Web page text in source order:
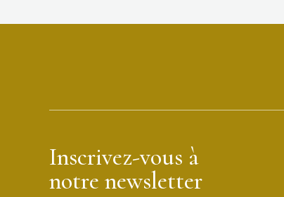
Inscrivez-vous à
notre newsletter